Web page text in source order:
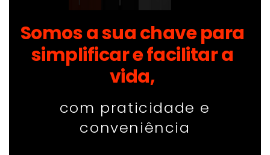
Somos a sua chave para
simplificar e facilitar a
vida,
com praticidade e
conveniência